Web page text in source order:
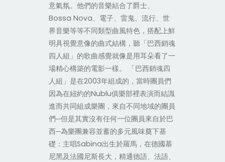
意氣氛。他們的音樂結合了爵士、
Bossa Nova、電子、雷鬼、流行、世
界音樂等等不同類型曲風特色，搭配上鮮
明具視覺意像的曲式結構，聽「巴西銷魂
四人組」的歌曲感覺就像是用耳朵看了一
場精心構築的電影一樣。 「巴西銷魂四
人組」是在2003年組成的，當時團員們
因為在紐約的Nublu俱樂部裡表演而結識
進而共同組成樂團，來自不同地域的團員
們─但是其實沒有任何一位團員來自於巴
西─為樂團兼容並蓄的多元風味奠下基
礎：主唱Sabina出生於羅馬，在德國慕
尼黑及法國尼斯長大，精通德語、法語、